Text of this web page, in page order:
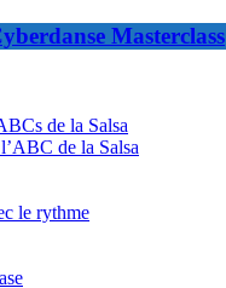
Masterclass
de la Salsa
de la Salsa
le rythme